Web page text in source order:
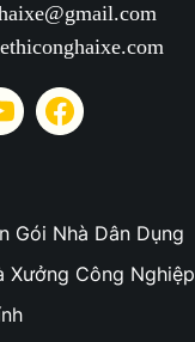
Gói Nhà Dân Dụng
Xưởng Công Nghiệp